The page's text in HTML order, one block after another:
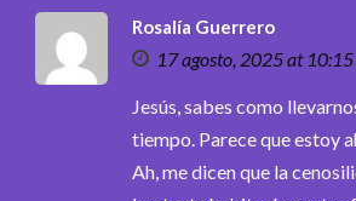
Rosalía Guerrero
17 agosto, 2025 at
Jesús, sabes como
tiempo. Parece que estoy
Ah, me dicen que la